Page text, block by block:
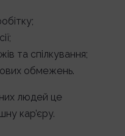
та спілкування;
обмежень.
людей це
кар’єру.